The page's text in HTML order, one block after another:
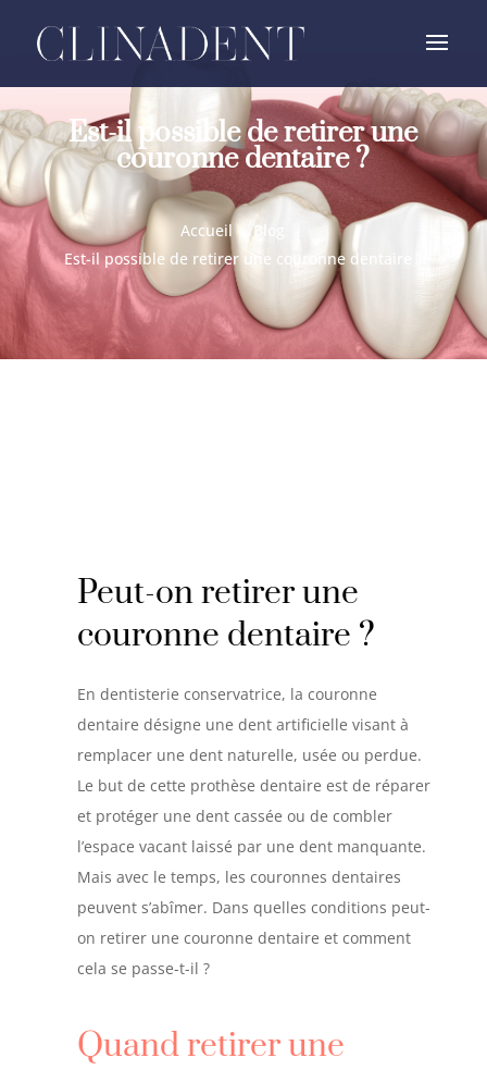
Est-il possible de retirer une
couronne dentaire ?
Accueil
Blog
Est-il possible de retirer une couronne dentaire ?
Peut-on retirer une
couronne dentaire ?
En dentisterie conservatrice, la couronne
dentaire désigne une dent artificielle visant à
remplacer une dent naturelle, usée ou perdue.
Le but de cette prothèse dentaire est de réparer
et protéger une dent cassée ou de combler
l’espace vacant laissé par une dent manquante.
Mais avec le temps, les couronnes dentaires
peuvent s’abîmer. Dans quelles conditions peut-
on retirer une couronne dentaire et comment
cela se passe-t-il ?
Quand retirer une